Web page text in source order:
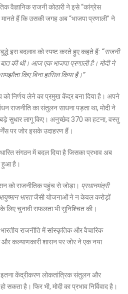
वैज्ञानिक राजनी कोठारी ने इसे “कांग्रेस
हैं कि उसकी जगह अब “भाजपा प्रणाली” ने
इस बदलाव को स्पष्ट करते हुए कहते हैं: “राजनी
बात की थी। आज एक भाजपा प्रणाली है। मोदी ने
किए बिना हासिल किया है।”
को निर्णय लेने का प्रमुख केंद्र बना दिया है। अपने
राजनीति का संतुलन साधना पड़ता था, मोदी ने
सुधार लागू किए। अनुच्छेद 370 का हटना, वस्तु
पर जोर इसके उदाहरण हैं।
संगठन में बदल दिया है जिसका प्रभाव अब
हुआ है।
को राजनीतिक पहुंच से जोड़ा। प्रधानमंत्री
भारतजैसी योजनाओं ने न केवल करोड़ों
लिए चुनावी सफलता भी सुनिश्चित की।
राजनीति में सांस्कृतिक और वैचारिक
और कल्याणकारी शासन पर जोर ने एक नया
इतना केंद्रीकरण लोकतांत्रिक संतुलन और
सकता है। फिर भी, मोदी का प्रभाव निर्विवाद है।